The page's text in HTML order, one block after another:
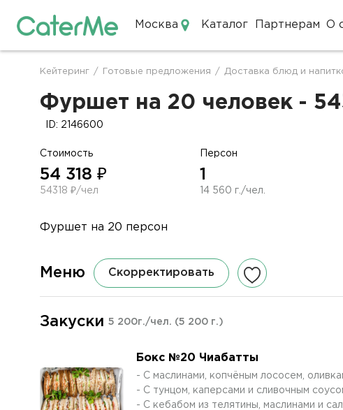
Москва Каталог Партнерам О
Строка
навигации
Кейтеринг / Готовые предложения / Доставка блюд и
Фуршет на 20 человек -
ID: 2146600
Стоимость
54 318 ₽
54318 ₽/чел
Персон
1
14 560 г./чел.
Фуршет на 20 персон
Меню Скорректировать
Закуски 5 200г./чел. (5 200 г.)
Бокс №20 Чиабатты
- С маслинами, копчёным лососем,
- С тунцом, каперсами и сливочным
- С кебабом из телятины, маслинами и